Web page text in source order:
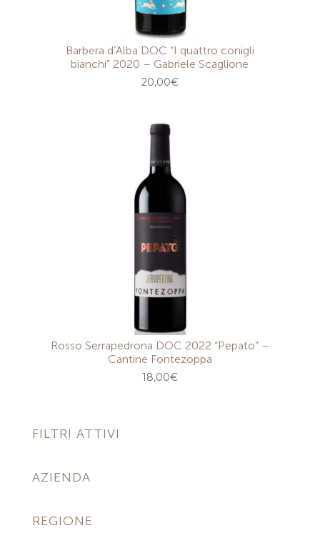
Barbera d’Alba DOC “I quattro conigli
bianchi” 2020 – Gabriele Scaglione
20,00€
Rosso Serrapedrona DOC 2022 “Pepato” –
Cantine Fontezoppa
18,00€
FILTRI ATTIVI
AZIENDA
REGIONE